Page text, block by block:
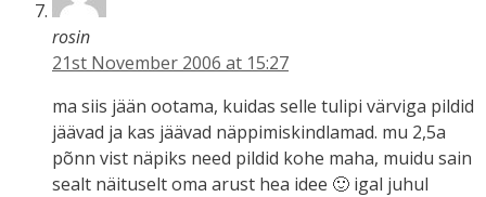
rosin
21st November 2006 at 15:27
ma siis jään ootama, kuidas selle tulipi värviga pildid
jäävad ja kas jäävad näppimiskindlamad. mu 2,5a
põnn vist näpiks need pildid kohe maha, muidu sain
sealt näituselt oma arust hea idee 🙂 igal juhul